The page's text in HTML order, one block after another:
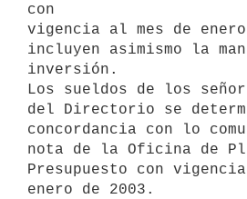
con
vigencia al mes de
incluyen asimismo la
inversión.
Los sueldos de los
del Directorio se
concordancia con lo
nota de la Oficina de
Presupuesto con
enero de 2003.